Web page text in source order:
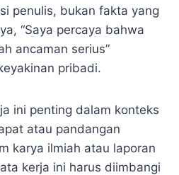
penulis, bukan fakta yang
“Saya percaya bahwa
ancaman serius”
pribadi.
ini penting dalam konteks
atau pandangan
karya ilmiah atau laporan
kerja ini harus diimbangi